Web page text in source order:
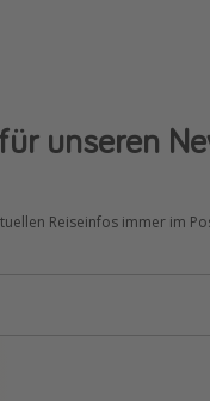
unseren
Reiseinfos immer im